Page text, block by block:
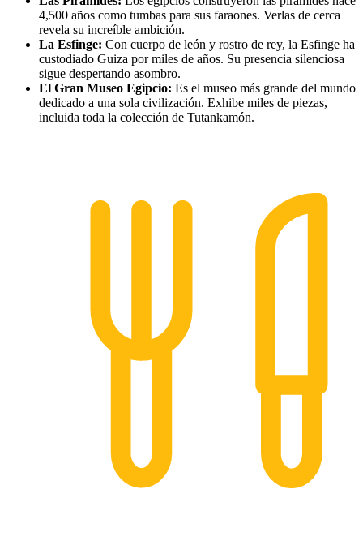
4,500 años como tumbas para sus faraones. Verlas de cerca
revela su increíble ambición.
La Esfinge: Con cuerpo de león y rostro de rey, la Esfinge ha
custodiado Guiza por miles de años. Su presencia silenciosa
sigue despertando asombro.
El Gran Museo Egipcio: Es el museo más grande del mundo
dedicado a una sola civilización. Exhibe miles de piezas,
incluida toda la colección de Tutankamón.